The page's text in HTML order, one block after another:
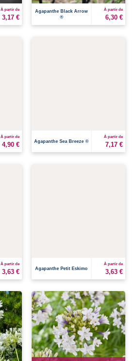
À partir de
3,17 €
Agapanthe Black Arrow
®
À partir de
6,30 €
À partir de
4,90 € Agapanthe Sea Breeze ®
À partir de
7,17 €
À partir de
3,63 € Agapanthe Petit Eskimo
À partir de
3,63 €